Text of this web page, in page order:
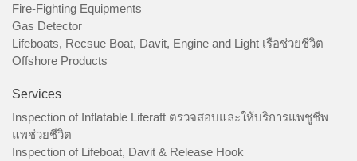
Fire-Fighting Equipments
Gas Detector
Lifeboats, Recsue Boat, Davit, Engine and Light เรือช่วยชีวิต
Offshore Products
Services
Inspection of Inflatable Liferaft ตรวจสอบและให้บริการแพชูชีพ
แพช่วยชีวิต
Inspection of Lifeboat, Davit & Release Hook